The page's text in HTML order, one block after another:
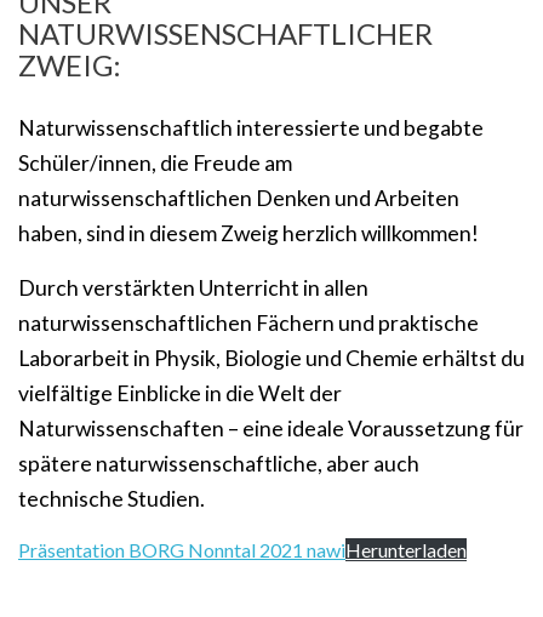
NATURWISSENSCHAFTLICHER
ZWEIG:
Naturwissenschaftlich interessierte und begabte
Schüler/innen, die Freude am
naturwissenschaftlichen Denken und Arbeiten
haben, sind in diesem Zweig herzlich willkommen!
Durch verstärkten Unterricht in allen
naturwissenschaftlichen Fächern und praktische
Laborarbeit in Physik, Biologie und Chemie erhältst du
vielfältige Einblicke in die Welt der
Naturwissenschaften – eine ideale Voraussetzung für
spätere naturwissenschaftliche, aber auch
technische Studien.
Präsentation BORG Nonntal 2021 nawiHerunterladen